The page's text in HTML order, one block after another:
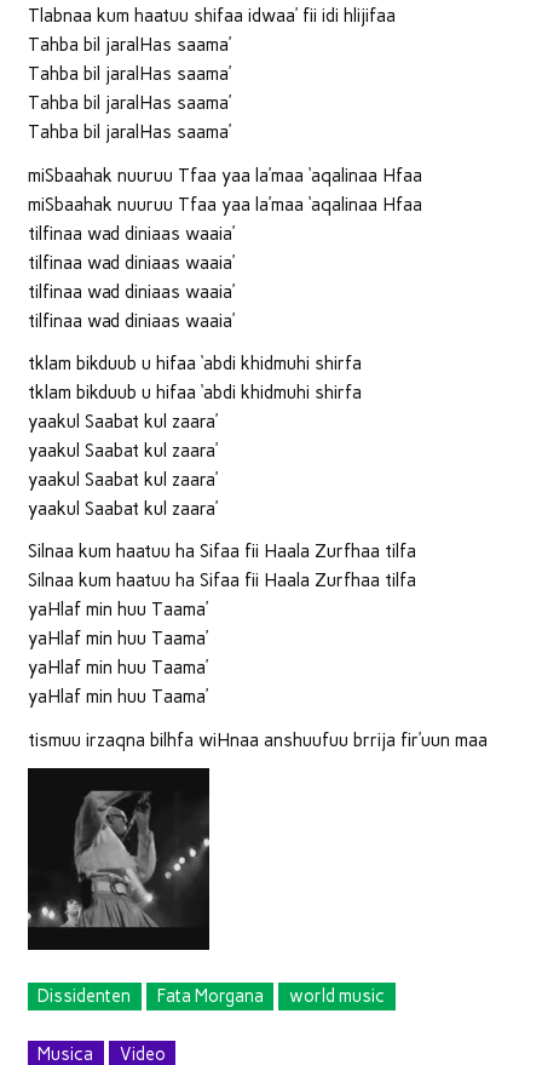
Tlabnaa kum haatuu shifaa idwaa’ fii idi hlijifaa
Tahba bil jaralHas saama’
Tahba bil jaralHas saama’
Tahba bil jaralHas saama’
Tahba bil jaralHas saama’
miSbaahak nuuruu Tfaa yaa la’maa ‘aqalinaa Hfaa
miSbaahak nuuruu Tfaa yaa la’maa ‘aqalinaa Hfaa
tilfinaa wad diniaas waaia’
tilfinaa wad diniaas waaia’
tilfinaa wad diniaas waaia’
tilfinaa wad diniaas waaia’
tklam bikduub u hifaa ‘abdi khidmuhi shirfa
tklam bikduub u hifaa ‘abdi khidmuhi shirfa
yaakul Saabat kul zaara’
yaakul Saabat kul zaara’
yaakul Saabat kul zaara’
yaakul Saabat kul zaara’
Silnaa kum haatuu ha Sifaa fii Haala Zurfhaa tilfa
Silnaa kum haatuu ha Sifaa fii Haala Zurfhaa tilfa
yaHlaf min huu Taama’
yaHlaf min huu Taama’
yaHlaf min huu Taama’
yaHlaf min huu Taama’
tismuu irzaqna bilhfa wiHnaa anshuufuu brrija fir’uun maa
Dissidenten Fata Morgana world music
Musica Video